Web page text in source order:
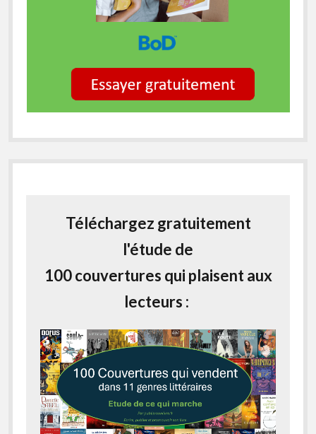
Téléchargez gratuitement
l'étude de
100 couvertures qui plaisent aux
lecteurs :